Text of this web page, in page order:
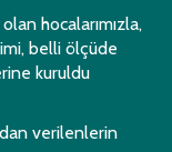
hocalarımızla,
belli ölçüde
kuruldu
verilenlerin